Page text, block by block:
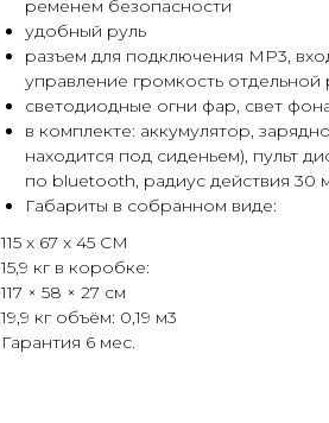
ременем безопасности
удобный руль
разъем для подключения МР3,
управление громкость отдельной
светодиодные огни фар, свет
в комплекте: аккумулятор,
находится под сиденьем), пульт
по bluetooth, радиус действия 30
Габариты в собранном виде:
115 x 67 x 45 CM
15,9 кг в коробке:
117 × 58 × 27 см
19,9 кг объём: 0,19 м3
Гарантия 6 мес.